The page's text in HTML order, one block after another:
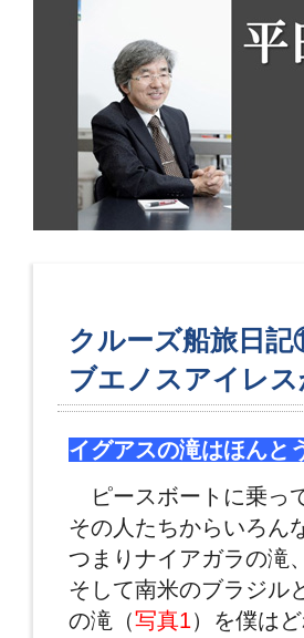
クルーズ船旅日
ブエノスアイレ
イグアスの滝はほんと
ピースボートに乗っ
その人たちからいろん
つまりナイアガラの滝
そして南米のブラジル
の滝（写真1）を僕は